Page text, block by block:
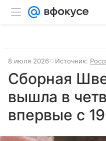
8 июля 2026 Источник:
Сборная
вышла в
впервые с